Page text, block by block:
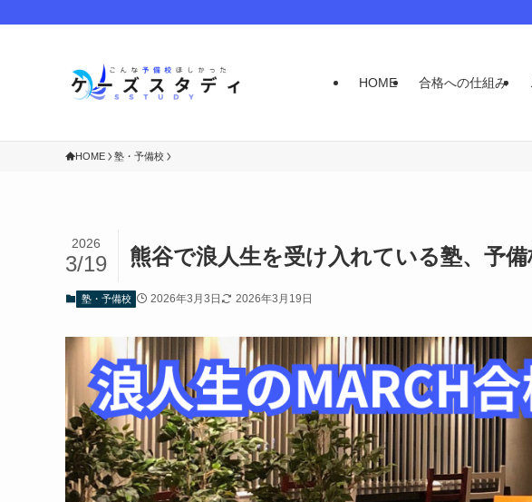
HOME 合格への仕組み
HOME 塾・予備校
熊谷で浪人生を受け入れている塾、予
2026
3/19
塾・予備校 2026年3月3日 2026年3月19日